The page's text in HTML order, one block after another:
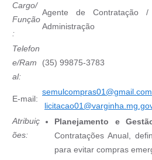
Cargo/
Função
:
Agente de Contratação
Administração
Telefon
e/Ram
al:
(35) 99875-3783
E-mail:
semulcompras01@gmail.com
Atribuiç
ões:
Planejamento e
Contratações Anual,
para evitar compras